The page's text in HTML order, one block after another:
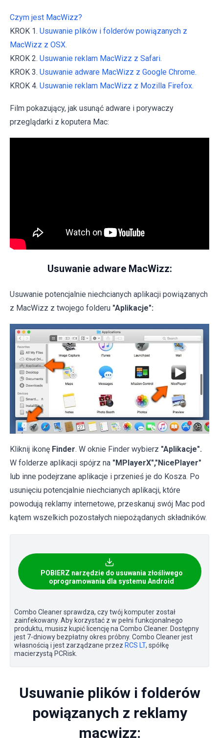
Czym jest MacWizz?
KROK 1. Usuwanie plików i folderów powiązanych z
MacWizz z OSX.
KROK 2. Usuwanie reklam MacWizz z Safari.
KROK 3. Usuwanie adware MacWizz z Google Chrome.
KROK 4. Usuwanie reklam MacWizz z Mozilla Firefox.
Film pokazujący, jak usunąć adware i porywaczy
przeglądarki z koputera Mac:
Usuwanie adware MacWizz:
Usuwanie potencjalnie niechcianych aplikacji powiązanych
z MacWizz z twojego folderu "Aplikacje":
Kliknij ikonę Finder. W oknie Finder wybierz "Aplikacje".
W folderze aplikacji spójrz na "MPlayerX","NicePlayer"
lub inne podejrzane aplikacje i przenieś je do Kosza. Po
usunięciu potencjalnie niechcianych aplikacji, które
powodują reklamy internetowe, przeskanuj swój Mac pod
kątem wszelkich pozostałych niepożądanych składników.
POBIERZ narzędzie do usuwania złośliwego
oprogramowania dla systemu Android
Combo Cleaner sprawdza, czy twój komputer został
zainfekowany. Aby korzystać z w pełni funkcjonalnego
produktu, musisz kupić licencję na Combo Cleaner. Dostępny
jest 7-dniowy bezpłatny okres próbny. Combo Cleaner jest
własnością i jest zarządzane przez RCS LT, spółkę
macierzystą PCRisk.
Usuwanie plików i folderów
powiązanych z reklamy
macwizz: